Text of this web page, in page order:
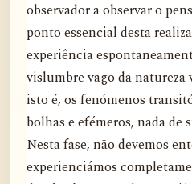
observador a observar o
ponto essencial desta
experiência
vislumbre vago da
isto é, os fenómenos
bolhas e efémeros, nada de
Nesta fase, não devemos
experienciámos